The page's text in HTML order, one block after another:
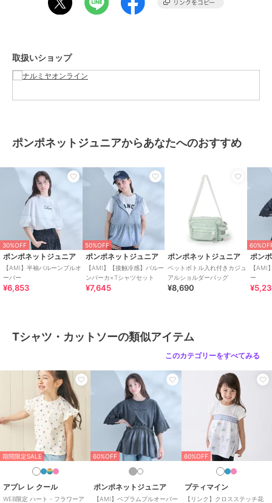
オフ ホワイト：モデル身長：157cm 着用サイズ：L(160cm)
商品カテゴリ トップス ／Tシャツ・カットソ
トップス ／Tシャツ・カットソ
カラー ライト ブルー、オフ ホワイト
サイズ M(150cm),L(160cm)
素材
本体：綿74%
本体：ポリエステル26%
衿部分：綿72%
衿部分：ポリエステル28%
商品のお取り扱い方法
洗濯方法は商品タグをご確認くだ
さい
取扱いショップ
ポンポネットジュニアからあなたへのおすすめ
30%OFF
ポンポネットジュニア
【AMI】半袖バルーンプルオ
ーバー
¥6,853
50%OFF
ポンポネットジュニア
【AMI】【接触冷感】バルー
ンパーカ×Tシャツセット
¥7,645
ポンポネットジュニア
ペットボトル入れ付きカジュ
アルショルダーバッグ
¥8,690
ポン
【AMI
ー
Tシャツ・カットソーの類似アイテム
このカテゴリーをすべてみる
期間限定SALE
アプレ レ クール
WEB限定 ハート・フラワーア
60%OFF
ポンポネットジュニア
【AMI】ペプラムプルオーバー
60%OFF
プティマイン
【リンク】クロスステッチ花